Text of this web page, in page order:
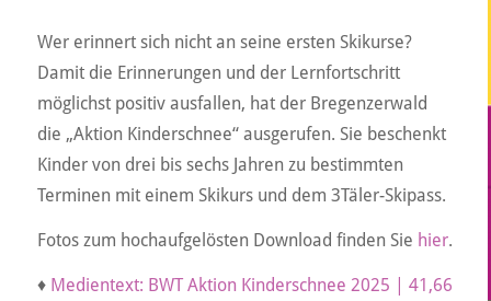
Wer erinnert sich nicht an seine ersten Skikurse?
Damit die Erinnerungen und der Lernfortschritt
möglichst positiv ausfallen, hat der Bregenzerwald
die „Aktion Kinderschnee“ ausgerufen. Sie beschenkt
Kinder von drei bis sechs Jahren zu bestimmten
Terminen mit einem Skikurs und dem 3Täler-Skipass.
Fotos zum hochaufgelösten Download finden Sie hier.
♦ Medientext: BWT Aktion Kinderschnee 2025 | 41,66